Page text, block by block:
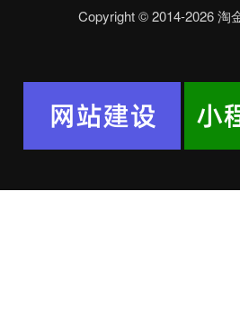
Copyright © 2014-2026